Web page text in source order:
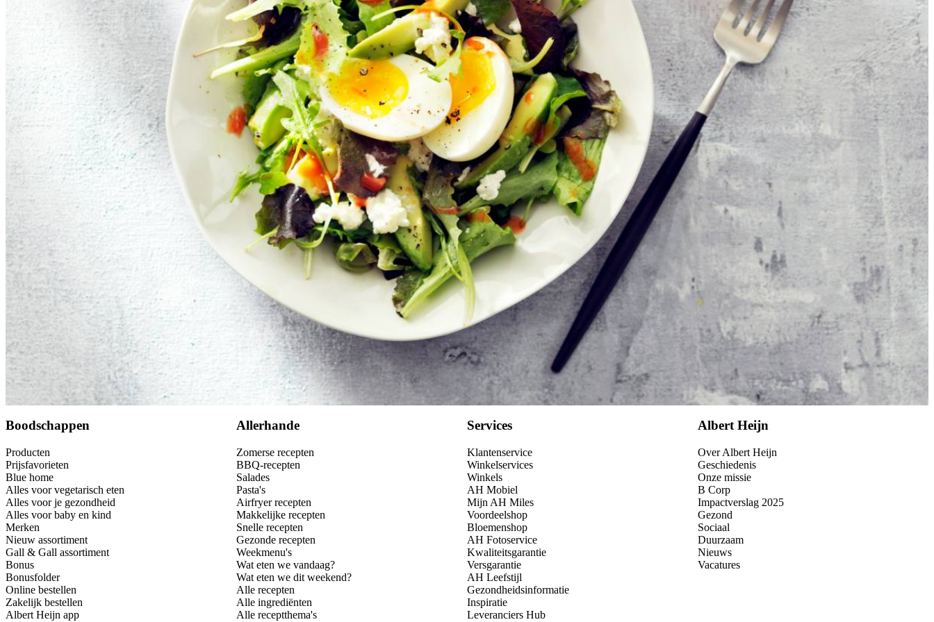
Kies producten
- 01:51
Wat vond je van dit recept?
Boodschappen
Producten
Prijsfavorieten
Blue home
Alles voor vegetarisch eten
Alles voor je gezondheid
Alles voor baby en kind
Merken
Nieuw assortiment
Gall & Gall assortiment
Bonus
Bonusfolder
Online bestellen
Zakelijk bestellen
Albert Heijn app
Allerhande
Zomerse recepten
BBQ-recepten
Salades
Pasta's
Airfryer recepten
Makkelijke recepten
Snelle recepten
Gezonde recepten
Weekmenu's
Wat eten we vandaag?
Wat eten we dit weekend?
Alle recepten
Alle ingrediënten
Alle receptthema's
Services
Klantenservice
Winkelservices
Winkels
AH Mobiel
Mijn AH Miles
Voordeelshop
Bloemenshop
AH Fotoservice
Kwaliteitsgarantie
Versgarantie
AH Leefstijl
Gezondheidsinformatie
Inspiratie
Leveranciers Hub
Albert Heijn
Over Albert Heijn
Geschiedenis
Onze missie
B Corp
Impactverslag 2025
Gezond
Sociaal
Duurzaam
Nieuws
Vacatures